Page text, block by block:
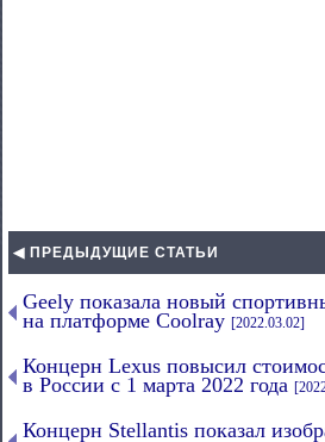
◀ ПРЕДЫДУЩИЕ СТАТЬИ
Geely показала новый
на платформе Coolray [2022.03.02]
Концерн Lexus повысил
в России с 1 марта 2022 года
Концерн Stellantis показал